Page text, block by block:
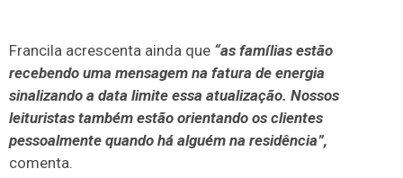
Francila acrescenta ainda que “as famílias estão
recebendo uma mensagem na fatura de energia
sinalizando a data limite essa atualização. Nossos
leituristas também estão orientando os clientes
pessoalmente quando há alguém na residência”,
comenta.